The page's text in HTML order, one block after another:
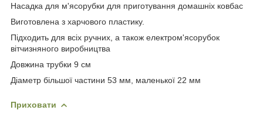
Насадка для м'ясорубки для приготування домашніх ковбас
Виготовлена з харчового пластику.
Підходить для всіх ручних, а також електром'ясорубок
вітчизняного виробництва
Довжина трубки 9 см
Діаметр більшої частини 53 мм, маленької 22 мм
Приховати